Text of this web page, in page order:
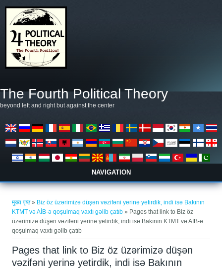
The Fourth Political Theory
beyond left and right but against the center
NAVIGATION
मुख्य पृष्ठ» Biz öz üzərimizə düşən vəzifəni yerinə yetirdik, indi isə Bakının
KTMT və AİB-ə qoşulmaq vaxtı gəlib çatıb » Pages that link to Biz öz
üzərimizə düşən vəzifəni yerinə yetirdik, indi isə Bakının KTMT və AİB-ə
qoşulmaq vaxtı gəlib çatıb
Pages that link to Biz öz üzərimizə düşən
vəzifəni yerinə yetirdik, indi isə Bakının